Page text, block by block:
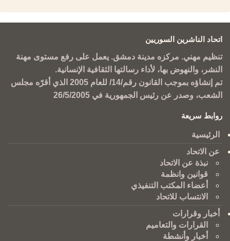
اتحاد الناشرين السوريين
تنظيم مهني. مركزه مدينة دمشق. يعمل على رفع مستوى مهنة
النشر، والنهوض بها، لأداء رسالتها الثقافية الإنسانية.
تم إنشاؤه بموجب القانون رقم/14/ للعام 2005 الذي أقرّه مجلس
الشعب، وصدر عن رئيس الجمهورية في 26/5/2005
روابط سريعة
الرئيسية
عن الاتحاد
نبذة عن الاتحاد
قوانين وانظمة
أعضاء المكتب التنفيذي
الانتساب للاتحاد
أخبار وقرارات
القرارات والتعاميم
أخبار وأنشطة